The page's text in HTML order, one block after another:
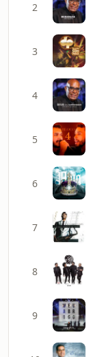
2
3
4
5
6
7
8
9